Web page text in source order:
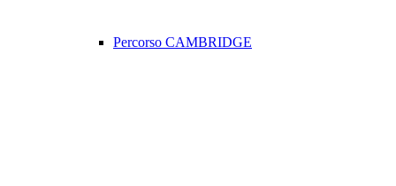
Percorso CAMBRIDGE